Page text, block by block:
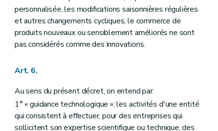
Art. 118
Art. 119
Art. 120
Art. 121
Art. 122
Art. 123
Chapitre XI
Art. 126
Art. 127
Chapitre XII Secret
Art. 128
Art. 129
personnalisée, les modifications saisonnières régulières
et autres changements cycliques, le commerce de
produits nouveaux ou sensiblement améliorés ne sont
pas considérés comme des innovations.
Art. 6.
Au sens du présent décret, on entend par:
1° « guidance technologique »: les activités d'une entité
qui consistent à effectuer, pour des entreprises qui
sollicitent son expertise scientifique ou technique, des